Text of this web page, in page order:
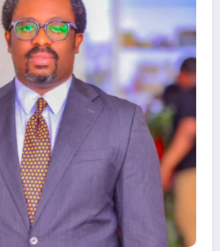
RDC/ POLITIQUE :
Entreprises: Les dirigeants des
publiques bientôt recrutés par
2 août 2026 Rédaction